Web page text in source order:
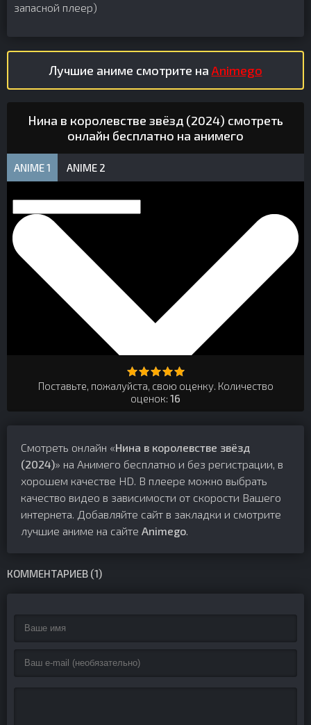
запасной плеер)
Лучшие аниме смотрите на Animego
Нина в королевстве звёзд (2024) смотреть
онлайн бесплатно на анимего
ANIME 1 ANIME 2
Поставьте, пожалуйста, свою оценку. Количество
оценок: 16
Смотреть онлайн «Нина в королевстве звёзд
(2024)» на Анимего бесплатно и без регистрации, в
хорошем качестве HD. В плеере можно выбрать
качество видео в зависимости от скорости Вашего
интернета. Добавляйте сайт в закладки и смотрите
лучшие аниме на сайте Animego.
КОММЕНТАРИЕВ (1)